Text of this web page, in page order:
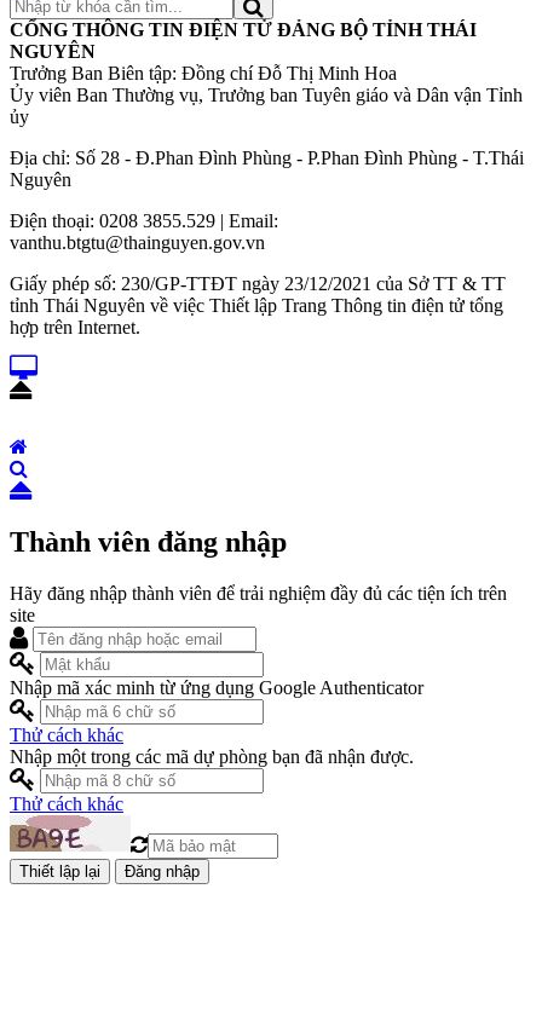
CỔNG THÔNG TIN ĐIỆN TỬ ĐẢNG BỘ TỈNH THÁI
NGUYÊN
Trưởng Ban Biên tập: Đồng chí Đỗ Thị Minh Hoa
Ủy viên Ban Thường vụ, Trưởng ban Tuyên giáo và Dân vận Tỉnh
ủy
Địa chỉ: Số 28 - Đ.Phan Đình Phùng - P.Phan Đình Phùng - T.Thái
Nguyên
Điện thoại: 0208 3855.529 | Email:
vanthu.btgtu@thainguyen.gov.vn
Giấy phép số: 230/GP-TTĐT ngày 23/12/2021 của Sở TT & TT
tỉnh Thái Nguyên về việc Thiết lập Trang Thông tin điện tử tổng
hợp trên Internet.
Thành viên đăng nhập
Hãy đăng nhập thành viên để trải nghiệm đầy đủ các tiện ích trên
site
Nhập mã xác minh từ ứng dụng Google Authenticator
Thử cách khác
Nhập một trong các mã dự phòng bạn đã nhận được.
Thử cách khác
Đăng nhập